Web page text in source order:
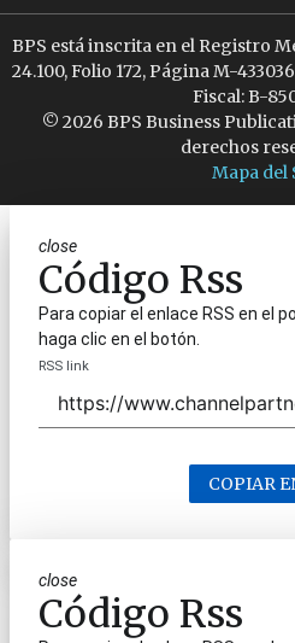
BPS está inscrita en el Registro
24.100, Folio 172, Página M-
Fiscal: B-
© 2026 BPS Business
derechos
Mapa del
close
Código Rss
Para copiar el enlace RSS en el
haga clic en el botón.
RSS link
COPIAR
close
Código Rss